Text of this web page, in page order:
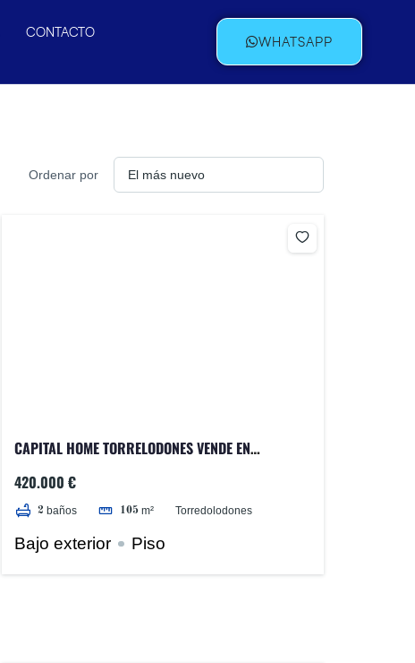
CONTACTO
WHATSAPP
Ordenar por
CAPITAL HOME TORRELODONES VENDE EN
EXTENSO JARDÍN DE 350M2
420.000 €
2 baños 105 m² Torredolodones
Bajo exterior Piso